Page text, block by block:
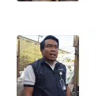
SULUT
WN
MALUKU